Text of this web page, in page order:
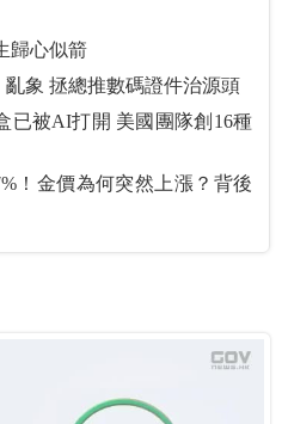
力 鍾培生歸心似箭
本報揭「假證救生員」亂象 拯總推數碼證件治源頭
美國團隊創16種
！金價為何突然上漲？背後